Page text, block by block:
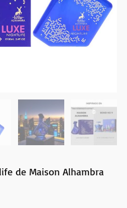
de Maison Alhambra